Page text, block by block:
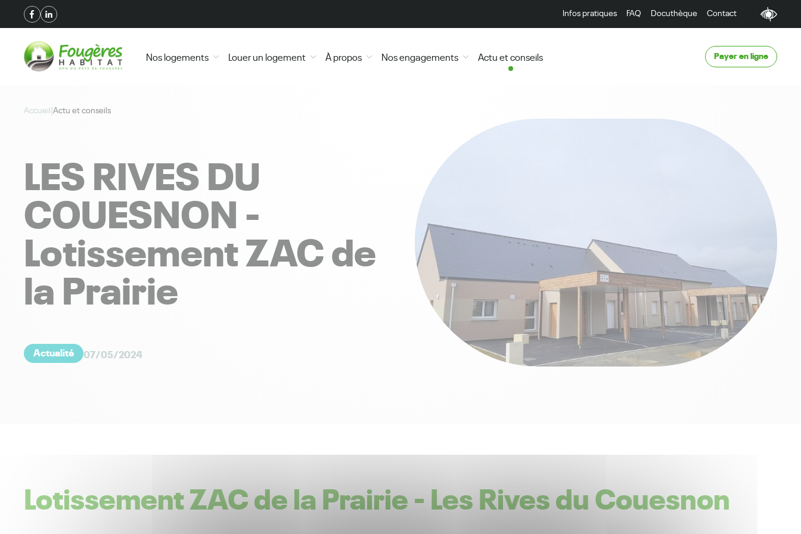
Confort + Infos pratiques FAQ Docuthèque Contact
Nos logements Louer un logement À propos Nos engagements Actu et conseils Payer en ligne
Accueil|Actu et conseils
LES RIVES DU
COUESNON -
Lotissement ZAC de
la Prairie
Actualité 07/05/2024
Lotissement ZAC de la Prairie - Les Rives du Couesnon